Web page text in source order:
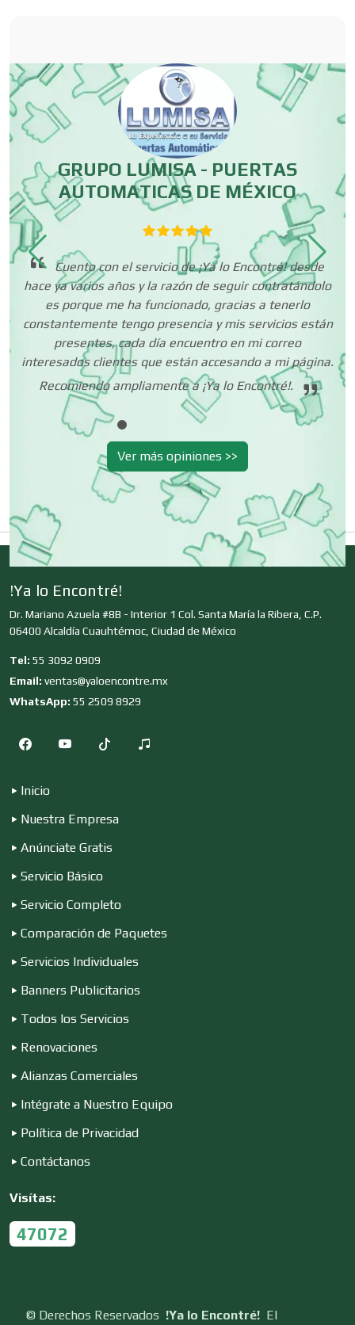
Centros Comerciales
Centros de Espectáculos
Centros de Nutrición
Centros Turísticos
Cerrajerías
Cibercafés
Clínicas de Belleza
Clínicas de Rehabilitación
Clubes Deportivos
Cocinas Integrales
Compresores de aire
Computadoras
Conferencias Empresariales
Copiadoras
GRUPO LUMISA - PUERTAS
AUTOMATICAS DE MÉXICO
Cuento con el servicio de ¡Ya lo Encontré! desde
hace ya varios años y la razón de seguir contratándolo
es porque me ha funcionado, gracias a tenerlo
constantemente tengo presencia y mis servicios están
presentes, cada día encuentro en mi correo
interesados clientes que están accesando a mi página.
Recomiendo ampliamente a ¡Ya lo Encontré!.
Ver más opiniones >>
!Ya lo Encontré!
Dr. Mariano Azuela #8B - Interior 1 Col. Santa María la Ribera, C.P.
06400 Alcaldía Cuauhtémoc, Ciudad de México
Tel: 55 3092 0909
Email: ventas@yaloencontre.mx
WhatsApp: 55 2509 8929
Inicio
Nuestra Empresa
Anúnciate Gratis
Servicio Básico
Servicio Completo
Comparación de Paquetes
Servicios Individuales
Banners Publicitarios
Todos los Servicios
Renovaciones
Alianzas Comerciales
Intégrate a Nuestro Equipo
Política de Privacidad
Contáctanos
Visítas:
47072
© Derechos Reservados !Ya lo Encontré! El